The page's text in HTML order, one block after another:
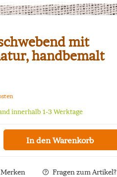
mit
handbemalt
innerhalb 1-3 Werktage
In den Warenkorb
Merken
Fragen zum Artikel?